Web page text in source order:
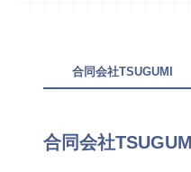
合同会社TSUGUMI
合同会社